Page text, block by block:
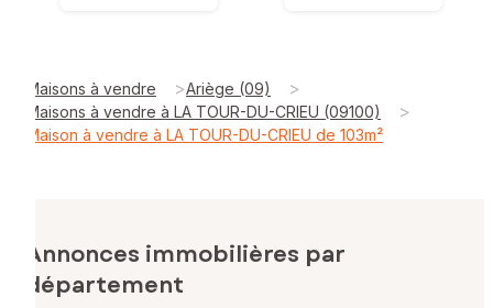
Maisons à vendre >Ariège (09) >
Maisons à vendre à LA TOUR-DU-CRIEU (09100) >
Maison à vendre à LA TOUR-DU-CRIEU de 103m²
Annonces immobilières par
département